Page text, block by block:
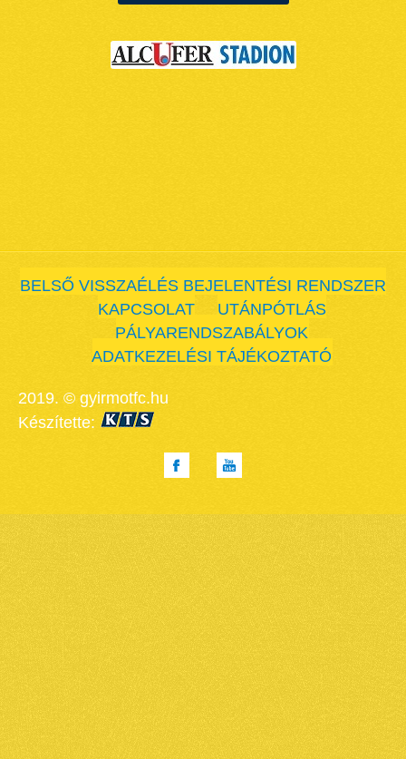
BELSŐ VISSZAÉLÉS BEJELENTÉSI RENDSZER
KAPCSOLAT
UTÁNPÓTLÁS
PÁLYARENDSZABÁLYOK
ADATKEZELÉSI TÁJÉKOZTATÓ
2019. © gyirmotfc.hu
Készítette: